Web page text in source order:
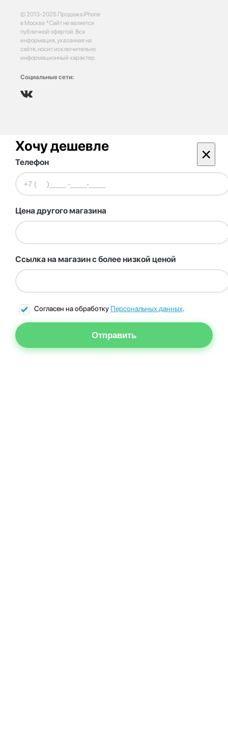
© 2013-2025 Продажа iPhone
в Москве *Сайт не является
публичной офертой. Вся
информация, указанная на
сайте, носит исключительно
информационный характер.
Социальные сети:
Хочу дешевле ×
Телефон
Цена другого магазина
Ссылка на магазин с более низкой ценой
Согласен на обработку Персональных данных.
Отправить